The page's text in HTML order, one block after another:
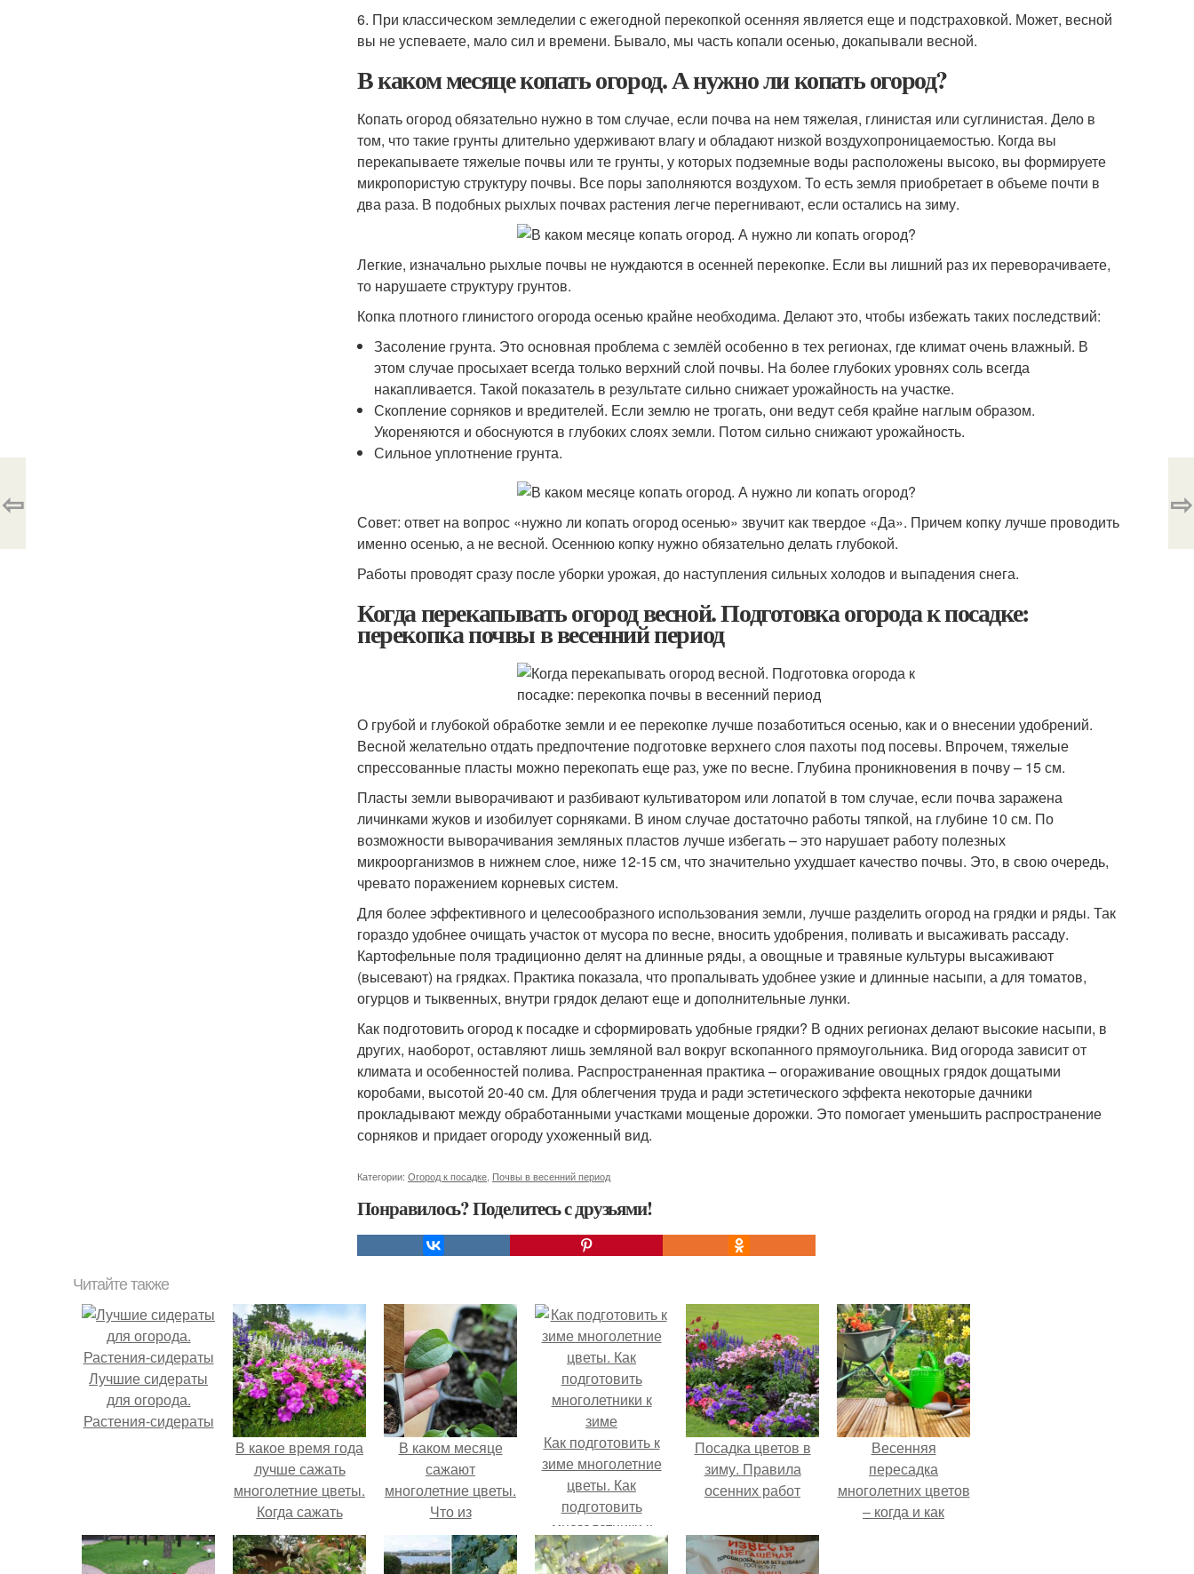
6. При классическом земледелии с ежегодной перекопкой осенняя является еще и подстраховкой. Может, весной
вы не успеваете, мало сил и времени. Бывало, мы часть копали осенью, докапывали весной.
В каком месяце копать огород. А нужно ли копать огород?
Копать огород обязательно нужно в том случае, если почва на нем тяжелая, глинистая или суглинистая. Дело в
том, что такие грунты длительно удерживают влагу и обладают низкой воздухопроницаемостью. Когда вы
перекапываете тяжелые почвы или те грунты, у которых подземные воды расположены высоко, вы формируете
микропористую структуру почвы. Все поры заполняются воздухом. То есть земля приобретает в объеме почти в
два раза. В подобных рыхлых почвах растения легче перегнивают, если остались на зиму.
Легкие, изначально рыхлые почвы не нуждаются в осенней перекопке. Если вы лишний раз их переворачиваете,
то нарушаете структуру грунтов.
Копка плотного глинистого огорода осенью крайне необходима. Делают это, чтобы избежать таких последствий:
Засоление грунта. Это основная проблема с землёй особенно в тех регионах, где климат очень влажный. В
этом случае просыхает всегда только верхний слой почвы. На более глубоких уровнях соль всегда
накапливается. Такой показатель в результате сильно снижает урожайность на участке.
Скопление сорняков и вредителей. Если землю не трогать, они ведут себя крайне наглым образом.
Укореняются и обоснуются в глубоких слоях земли. Потом сильно снижают урожайность.
Сильное уплотнение грунта.
Совет: ответ на вопрос «нужно ли копать огород осенью» звучит как твердое «Да». Причем копку лучше проводить
именно осенью, а не весной. Осеннюю копку нужно обязательно делать глубокой.
Работы проводят сразу после уборки урожая, до наступления сильных холодов и выпадения снега.
Когда перекапывать огород весной. Подготовка огорода к посадке:
перекопка почвы в весенний период
О грубой и глубокой обработке земли и ее перекопке лучше позаботиться осенью, как и о внесении удобрений.
Весной желательно отдать предпочтение подготовке верхнего слоя пахоты под посевы. Впрочем, тяжелые
спрессованные пласты можно перекопать еще раз, уже по весне. Глубина проникновения в почву – 15 см.
Пласты земли выворачивают и разбивают культиватором или лопатой в том случае, если почва заражена
личинками жуков и изобилует сорняками. В ином случае достаточно работы тяпкой, на глубине 10 см. По
возможности выворачивания земляных пластов лучше избегать – это нарушает работу полезных
микроорганизмов в нижнем слое, ниже 12-15 см, что значительно ухудшает качество почвы. Это, в свою очередь,
чревато поражением корневых систем.
Для более эффективного и целесообразного использования земли, лучше разделить огород на грядки и ряды. Так
гораздо удобнее очищать участок от мусора по весне, вносить удобрения, поливать и высаживать рассаду.
Картофельные поля традиционно делят на длинные ряды, а овощные и травяные культуры высаживают
(высевают) на грядках. Практика показала, что пропалывать удобнее узкие и длинные насыпи, а для томатов,
огурцов и тыквенных, внутри грядок делают еще и дополнительные лунки.
Как подготовить огород к посадке и сформировать удобные грядки? В одних регионах делают высокие насыпи, в
других, наоборот, оставляют лишь земляной вал вокруг вскопанного прямоугольника. Вид огорода зависит от
климата и особенностей полива. Распространенная практика – огораживание овощных грядок дощатыми
коробами, высотой 20-40 см. Для облегчения труда и ради эстетического эффекта некоторые дачники
прокладывают между обработанными участками мощеные дорожки. Это помогает уменьшить распространение
сорняков и придает огороду ухоженный вид.
Категории: Огород к посадке Почвы в весенний период
Понравилось? Поделитесь с друзьями!
⇦ ⇨
Читайте также
Лучшие сидераты
для огорода.
Растения-сидераты
В какое время года
лучше сажать
многолетние цветы.
Когда сажать
многолетние цветы
В каком месяце
сажают
многолетние цветы.
Что из
многолетников
можно посеять
Как подготовить к
зиме многолетние
цветы. Как
подготовить
многолетники к
зиме
Посадка цветов в
зиму. Правила
осенних работ
Весенняя
пересадка
многолетних цветов
– когда и как